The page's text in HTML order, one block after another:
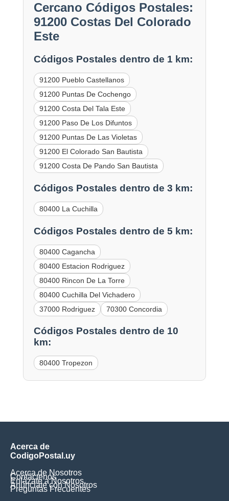
Cercano Códigos Postales:
91200 Costas Del Colorado
Este
Códigos Postales dentro de 1 km:
91200 Pueblo Castellanos
91200 Puntas De Cochengo
91200 Costa Del Tala Este
91200 Paso De Los Difuntos
91200 Puntas De Las Violetas
91200 El Colorado San Bautista
91200 Costa De Pando San Bautista
Códigos Postales dentro de 3 km:
80400 La Cuchilla
Códigos Postales dentro de 5 km:
80400 Cagancha
80400 Estacion Rodriguez
80400 Rincon De La Torre
80400 Cuchilla Del Vichadero
37000 Rodriguez
70300 Concordia
Códigos Postales dentro de 10
km:
80400 Tropezon
Acerca de
CodigoPostal.uy
Acerca de Nosotros
Contáctenos
Enlázate a Nosotros
Anúnciate con Nosotros
Preguntas Frecuentes